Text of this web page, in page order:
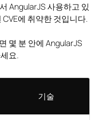
AngularJS 사용하고 있
에 취약한 것입니다.
몇 분 안에 AngularJS
요.
기술